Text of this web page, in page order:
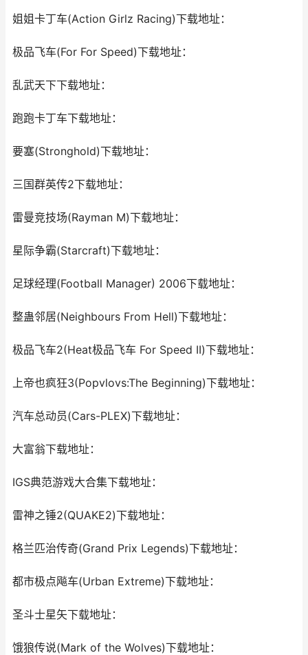
姐姐卡丁车(Action Girlz Racing)下载地址：
极品飞车(For For Speed)下载地址：
乱武天下下载地址：
跑跑卡丁车下载地址：
要塞(Stronghold)下载地址：
三国群英传2下载地址：
雷曼竞技场(Rayman M)下载地址：
星际争霸(Starcraft)下载地址：
足球经理(Football Manager) 2006下载地址：
整蛊邻居(Neighbours From Hell)下载地址：
极品飞车2(Heat极品飞车 For Speed II)下载地址：
上帝也疯狂3(Popvlovs:The Beginning)下载地址：
汽车总动员(Cars-PLEX)下载地址：
大富翁下载地址：
IGS典范游戏大合集下载地址：
雷神之锤2(QUAKE2)下载地址：
格兰匹治传奇(Grand Prix Legends)下载地址：
都市极点飚车(Urban Extreme)下载地址：
圣斗士星矢下载地址：
饿狼传说(Mark of the Wolves)下载地址：